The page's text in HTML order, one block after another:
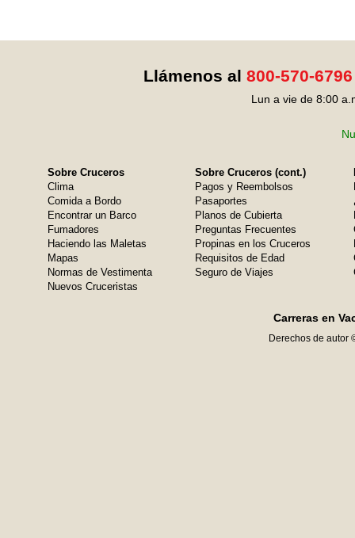
Llámenos al 800-570-6796
Lun a vie de 8:00
Sobre Cruceros
Clima
Comida a Bordo
Encontrar un Barco
Fumadores
Haciendo las Maletas
Mapas
Normas de Vestimenta
Nuevos Cruceristas
Sobre Cruceros (cont.)
Pagos y Reembolsos
Pasaportes
Planos de Cubierta
Preguntas Frecuentes
Propinas en los Cruceros
Requisitos de Edad
Seguro de Viajes
Carreras en
Derechos de autor